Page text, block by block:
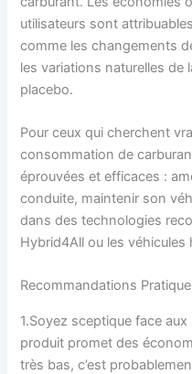
utilisateurs sont
comme les changements
les variations naturelles de
placebo.
Pour ceux qui cherchent
consommation de
éprouvées et efficaces :
conduite, maintenir son
dans des technologies
Hybrid4All ou les véhicules
Recommandations
1.Soyez sceptique face
produit promet des
très bas, c’est